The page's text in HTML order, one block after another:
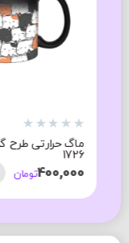
★
★
★
★
★
ماگ حرارتی طرح
1726
400,000تومان